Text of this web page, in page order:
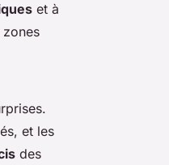
et à
et les
des